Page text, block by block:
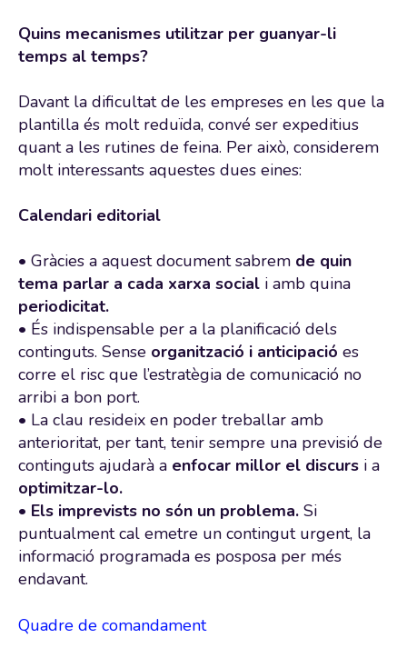
Quins mecanismes utilitzar per guanyar-li
temps al temps?
Davant la dificultat de les empreses en les que la
plantilla és molt reduïda, convé ser expeditius
quant a les rutines de feina. Per això, considerem
molt interessants aquestes dues eines:
Calendari editorial
• Gràcies a aquest document sabrem de quin
tema parlar a cada xarxa social i amb quina
periodicitat.
• És indispensable per a la planificació dels
continguts. Sense organització i anticipació es
corre el risc que l’estratègia de comunicació no
arribi a bon port.
• La clau resideix en poder treballar amb
anterioritat, per tant, tenir sempre una previsió de
continguts ajudarà a enfocar millor el discurs i a
optimitzar-lo.
• Els imprevists no són un problema. Si
puntualment cal emetre un contingut urgent, la
informació programada es posposa per més
endavant.
Quadre de comandament